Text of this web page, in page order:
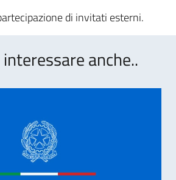
di invitati esterni.
anche..